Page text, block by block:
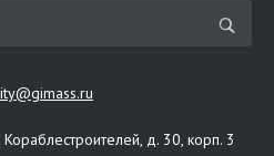
Кораблестроителей, д. 30, корп. 3